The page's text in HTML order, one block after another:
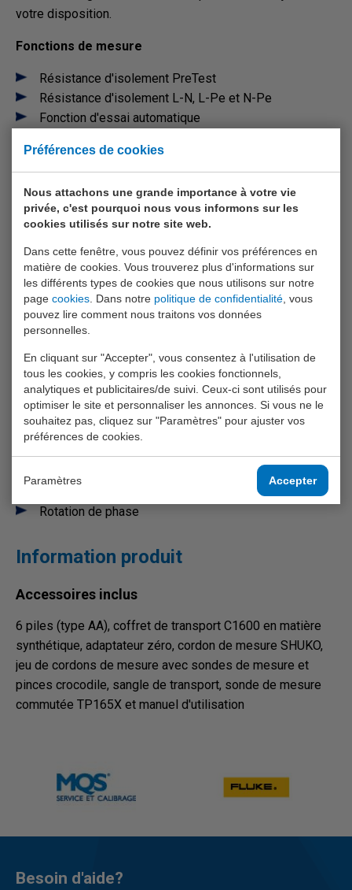
Préférences de cookies
Nous attachons une grande importance à votre vie
privée, c'est pourquoi nous vous informons sur les
cookies utilisés sur notre site web.
Dans cette fenêtre, vous pouvez définir vos préférences en
matière de cookies. Vous trouverez plus d'informations sur
les différents types de cookies que nous utilisons sur notre
page cookies . Dans notre politique de confidentialité , vous
pouvez lire comment nous traitons vos données
personnelles.
En cliquant sur "Accepter", vous consentez à l'utilisation de
tous les cookies, y compris les cookies fonctionnels,
analytiques et publicitaires/de suivi. Ceux-ci sont utilisés pour
optimiser le site et personnaliser les annonces. Si vous ne le
souhaitez pas, cliquez sur "Paramètres" pour ajuster vos
préférences de cookies.
Paramètres Accepter
votre disposition.
Fonctions de mesure
Résistance d'isolement PreTest
Résistance d'isolement L-N, L-Pe et N-Pe
Fonction d'essai automatique
mΩ
Test de continuité L-N, L-Pe et N-Pe
Essai des disjoncteurs différentiels de type B(+)
Résistance de mise à la terre
Indicateur de rotation de phase, détecte les
connections coupées
Résistance d'isolement
Test des roulements du moteur avec 10 mA
Continuité et résistance
Impédance de circuit et de ligne
Prévention des problèmes de courant de terre
Prévention des problèmes de courant de court-circuit
Temps de réponse des disjoncteurs différentiels
Courant de réponse des disjoncteurs différentiels
Test automatique des disjoncteurs différentiels
Rotation de phase
Information produit
Accessoires inclus
6 piles (type AA), coffret de transport C1600 en matière
synthétique, adaptateur zéro, cordon de mesure SHUKO,
jeu de cordons de mesure avec sondes de mesure et
pinces crocodile, sangle de transport, sonde de mesure
commutée TP165X et manuel d'utilisation
Besoin d'aide?